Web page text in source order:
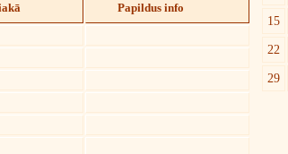
Papildus info
15
22
29